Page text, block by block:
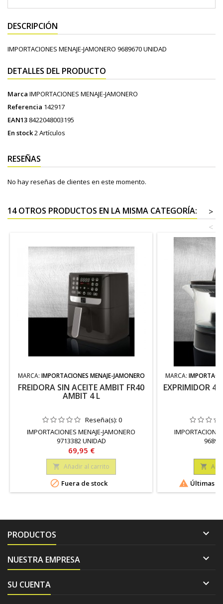
DESCRIPCIÓN
IMPORTACIONES MENAJE-JAMONERO 9689670 UNIDAD
DETALLES DEL PRODUCTO
Marca IMPORTACIONES MENAJE-JAMONERO
Referencia 142917
EAN13 8422048003195
En stock2 Artículos
RESEÑAS
No hay reseñas de clientes en este momento.
14 OTROS PRODUCTOS EN LA MISMA CATEGORÍA:
>
<
MARCA: IMPORTACIONES MENAJE-JAMONERO
FREIDORA SIN ACEITE AMBIT FR40
AMBIT 4 L
Reseña(s): 0
IMPORTACIONES MENAJE-JAMONERO
9713382 UNIDAD
Precio
69,95 €
 Añadir al carrito
 Fuera de stock
MARCA:
EXPRIMIDOR

 Últimas
PRODUCTOS 
NUESTRA EMPRESA 
SU CUENTA 